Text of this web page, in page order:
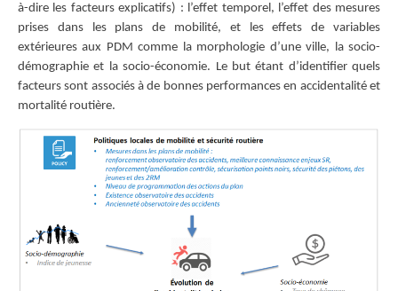
à-dire les facteurs explicatifs) : l’effet temporel, l’effet des mesures
prises dans les plans de mobilité, et les effets de variables
extérieures aux PDM comme la morphologie d’une ville, la socio-
démographie et la socio-économie. Le but étant d’identifier quels
facteurs sont associés à de bonnes performances en accidentalité et
mortalité routière.